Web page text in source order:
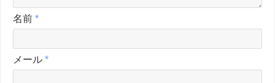
名前 *
メール *